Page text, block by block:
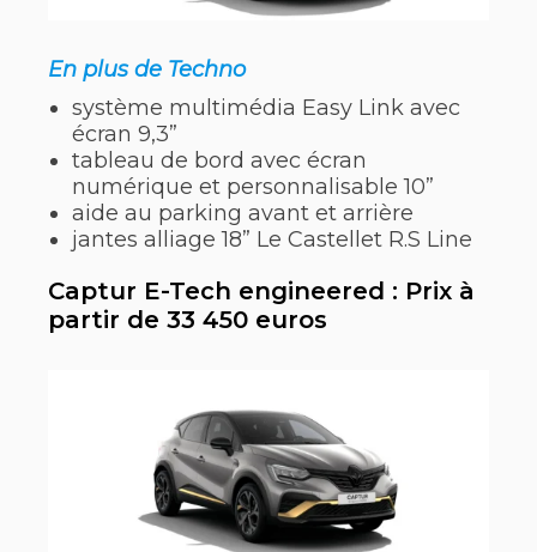
En plus de Techno
système multimédia Easy Link avec
écran 9,3”
tableau de bord avec écran
numérique et personnalisable 10”
aide au parking avant et arrière
jantes alliage 18” Le Castellet R.S Line
Captur E-Tech engineered : Prix à
partir de 33 450 euros